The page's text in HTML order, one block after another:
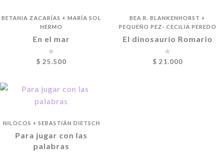
BETANIA ZACARÍAS +MARÍA SOL
HERMO
En el mar
$ 25.500
BEA R. BLANKENHORST +
PEQUEÑO PEZ- CECILIA PEREDO
El dinosaurio Romario
$ 21.000
NILOCOS + SEBASTIÁN DIETSCH
Para jugar con las
palabras